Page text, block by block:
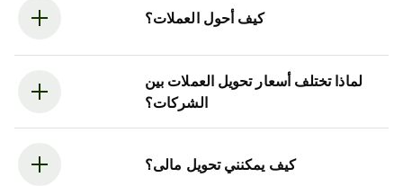
كيف أحول العملات؟
لماذا تختلف أسعار تحويل العملات بين
الشركات؟
كيف يمكنني تحويل مالى؟